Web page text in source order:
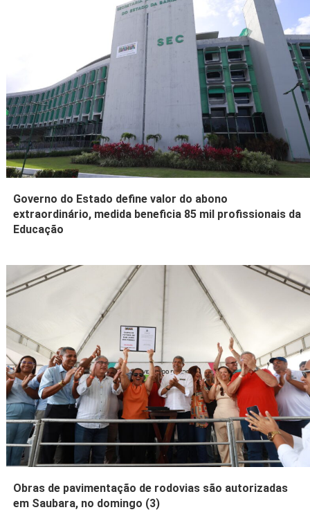
Governo do Estado define valor do abono
extraordinário, medida beneficia 85 mil profissionais da
Educação
Obras de pavimentação de rodovias são autorizadas
em Saubara, no domingo (3)